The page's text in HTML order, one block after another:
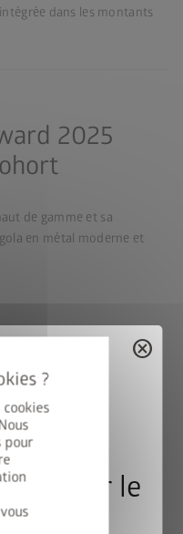
pour
dans les montants
2025
de gamme et sa
en métal moderne et
2025/26
jardin par les
cancel
50% sur le